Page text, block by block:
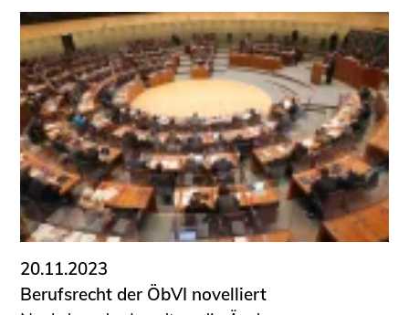
20.11.2023
Berufsrecht der ÖbVI novelliert